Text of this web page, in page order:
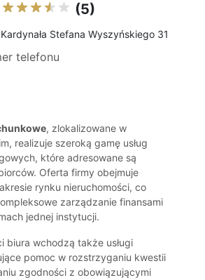
(5)
Stefana Wyszyńskiego 31
telefonu
, zlokalizowane w
realizuje szeroką gamę usług
które adresowane są
Oferta firmy obejmuje
rynku nieruchomości, co
zarządzanie finansami
jednej instytucji.
biura wchodzą także usługi
pomoc w rozstrzyganiu kwestii
zgodności z obowiązującymi